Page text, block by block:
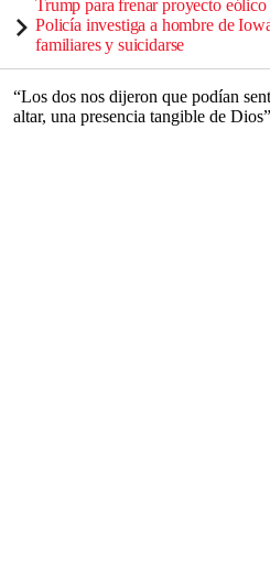
Trump para frenar proyecto
Policía investiga a hombre de
familiares y suicidarse
“Los dos nos dijeron que podían
altar, una presencia tangible de